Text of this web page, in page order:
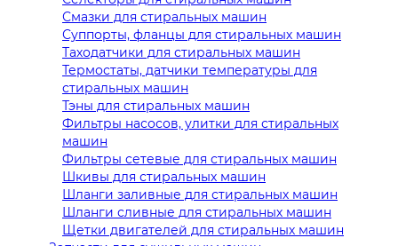
Смазки для стиральных машин
Суппорты, фланцы для стиральных машин
Таходатчики для стиральных машин
Термостаты, датчики температуры для
стиральных машин
Тэны для стиральных машин
Фильтры насосов, улитки для стиральных
машин
Фильтры сетевые для стиральных машин
Шкивы для стиральных машин
Шланги заливные для стиральных машин
Шланги сливные для стиральных машин
Щетки двигателей для стиральных машин